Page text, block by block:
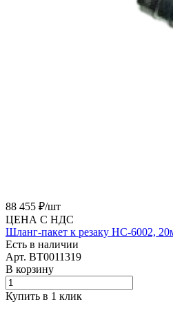
88 455 ₽/шт
ЦЕНА С НДС
Шланг-пакет к резаку HC-6002,
Есть в наличии
Арт. BT0011319
В корзину
Купить в 1 клик